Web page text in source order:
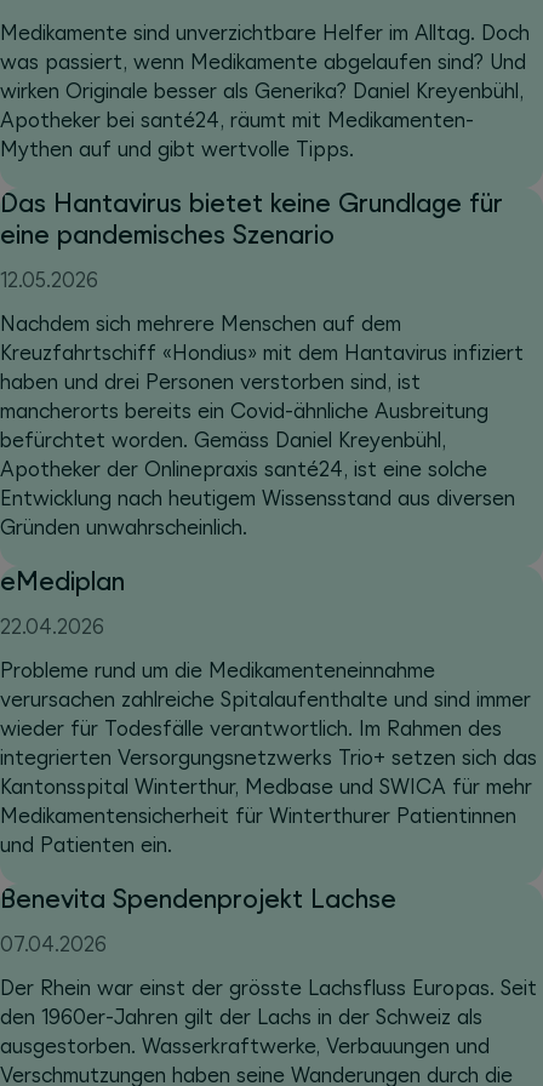
Medikamente sind unverzichtbare Helfer im Alltag. Doch
was passiert, wenn Medikamente abgelaufen sind? Und
wirken Originale besser als Generika? Daniel Kreyenbühl,
Apotheker bei santé24, räumt mit Medikamenten-
Mythen auf und gibt wertvolle Tipps.
Das Hantavirus bietet keine Grundlage für
eine pandemisches Szenario
12.05.2026
Nachdem sich mehrere Menschen auf dem
Kreuzfahrtschiff «Hondius» mit dem Hantavirus infiziert
haben und drei Personen verstorben sind, ist
mancherorts bereits ein Covid-ähnliche Ausbreitung
befürchtet worden. Gemäss Daniel Kreyenbühl,
Apotheker der Onlinepraxis santé24, ist eine solche
Entwicklung nach heutigem Wissensstand aus diversen
Gründen unwahrscheinlich.
eMediplan
22.04.2026
Probleme rund um die Medikamenteneinnahme
verursachen zahlreiche Spitalaufenthalte und sind immer
wieder für Todesfälle verantwortlich. Im Rahmen des
integrierten Versorgungsnetzwerks Trio+ setzen sich das
Kantonsspital Winterthur, Medbase und SWICA für mehr
Medikamentensicherheit für Winterthurer Patientinnen
und Patienten ein.
Benevita Spendenprojekt Lachse
07.04.2026
Der Rhein war einst der grösste Lachsfluss Europas. Seit
den 1960er-Jahren gilt der Lachs in der Schweiz als
ausgestorben. Wasserkraftwerke, Verbauungen und
Verschmutzungen haben seine Wanderungen durch die